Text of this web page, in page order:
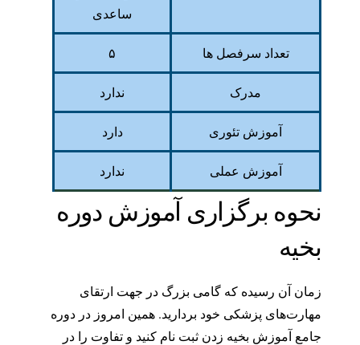
ساعدی
تعداد سرفصل ها ۵
مدرک ندارد
آموزش تئوری دارد
آموزش عملی ندارد
نحوه برگزاری آموزش دوره
بخیه
زمان آن رسیده که گامی بزرگ در جهت ارتقای
مهارت‌های پزشکی خود بردارید. همین امروز در دوره
جامع آموزش بخیه زدن ثبت نام کنید و تفاوت را در